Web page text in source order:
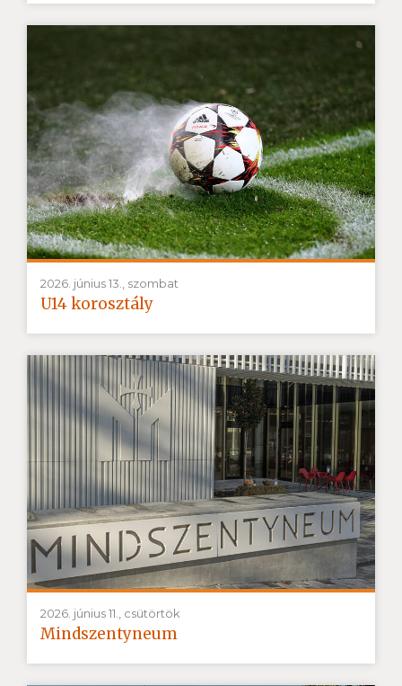
2026. június 13., szombat
U14 korosztály
2026. június 11., csütörtök
Mindszentyneum